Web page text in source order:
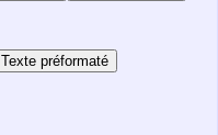
Texte préformaté